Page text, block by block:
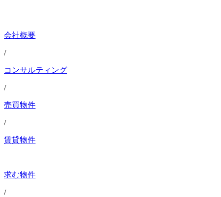
会社概要
/
コンサルティング
/
売買物件
/
賃貸物件
求む物件
/